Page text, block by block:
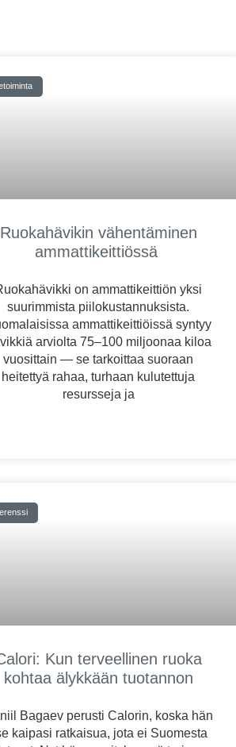
Ruokahävikin vähentäminen
ammattikeittiössä
on ammattikeittiön yksi
suurimmista piilokustannuksista.
ammattikeittiöissä syntyy
arviolta 75–100 miljoonaa kiloa
vuosittain — se tarkoittaa suoraan
heitettyä rahaa, turhaan kulutettuja
resursseja ja
Kun terveellinen ruoka
kohtaa älykkään tuotannon
Bagaev perusti Calorin, koska hän
kaipasi ratkaisua, jota ei Suomesta